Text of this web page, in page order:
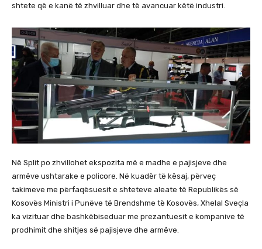
shtete që e kanë të zhvilluar dhe të avancuar këtë industri.
Në Split po zhvillohet ekspozita më e madhe e pajisjeve dhe
armëve ushtarake e policore. Në kuadër të kësaj, përveç
takimeve me përfaqësuesit e shteteve aleate të Republikës së
Kosovës Ministri i Punëve të Brendshme të Kosovës, Xhelal Sveçla
ka vizituar dhe bashkëbiseduar me prezantuesit e kompanive të
prodhimit dhe shitjes së pajisjeve dhe armëve.